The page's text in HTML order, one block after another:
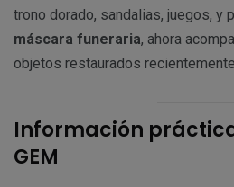
trono dorado, sandalias, juegos, y
máscara funeraria, ahora
objetos restaurados recientemente.
Información
GEM